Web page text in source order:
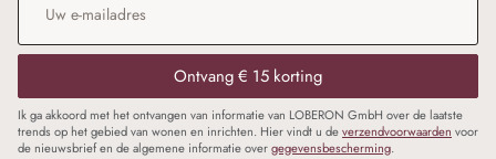
Ontvang € 15 korting
Ik ga akkoord met het ontvangen van informatie van LOBERON GmbH over de laatste
trends op het gebied van wonen en inrichten. Hier vindt u deverzendvoorwaarden voor
de nieuwsbrief en de algemene informatie overgegevensbescherming.